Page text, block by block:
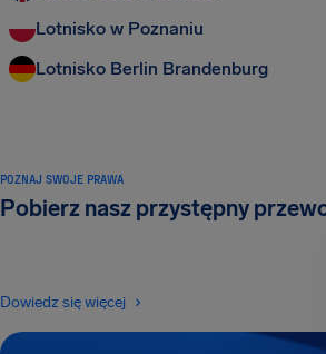
Lotnisko w Poznaniu
Lotnisko Berlin Brandenburg
POZNAJ SWOJE PRAWA
Pobierz nasz przystępny
Dowiedz się więcej